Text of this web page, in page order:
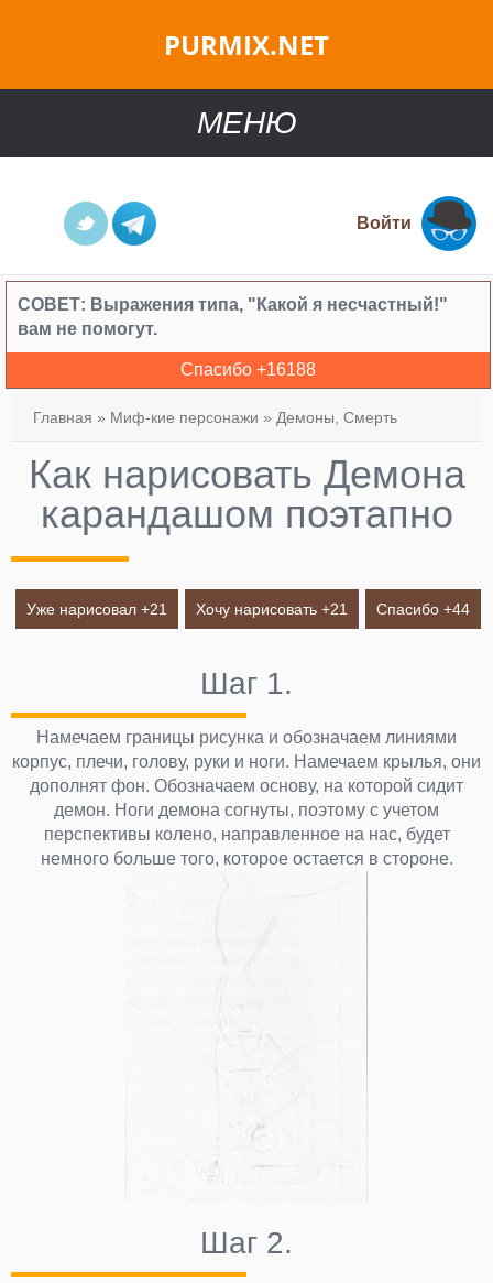
PURMIX.NET
МЕНЮ
Войти
СОВЕТ: Выражения типа, "Какой я несчастный!"
вам не помогут.
Спасибо +16188
Главная » Миф-кие персонажи » Демоны, Смерть
Как нарисовать Демона
карандашом поэтапно
Уже нарисовал +21 Хочу нарисовать +21 Спасибо +44
Шаг 1.
Намечаем границы рисунка и обозначаем линиями
корпус, плечи, голову, руки и ноги. Намечаем крылья, они
дополнят фон. Обозначаем основу, на которой сидит
демон. Ноги демона согнуты, поэтому с учетом
перспективы колено, направленное на нас, будет
немного больше того, которое остается в стороне.
Шаг 2.